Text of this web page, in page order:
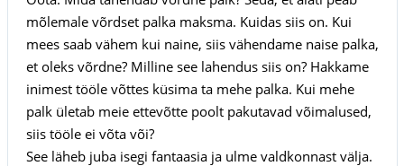
mõlemale võrdset palka maksma. Kuidas siis on. Kui
mees saab vähem kui naine, siis vähendame naise palka,
et oleks võrdne? Milline see lahendus siis on? Hakkame
inimest tööle võttes küsima ta mehe palka. Kui mehe
palk ületab meie ettevõtte poolt pakutavad võimalused,
siis tööle ei võta või?
See läheb juba isegi fantaasia ja ulme valdkonnast välja.